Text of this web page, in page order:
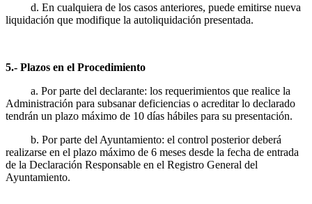
d. En cualquiera de los casos anteriores, puede emitirse nueva
liquidación que modifique la autoliquidación presentada.
5.- Plazos en el Procedimiento
a. Por parte del declarante: los requerimientos que realice la
Administración para subsanar deficiencias o acreditar lo declarado
tendrán un plazo máximo de 10 días hábiles para su presentación.
b. Por parte del Ayuntamiento: el control posterior deberá
realizarse en el plazo máximo de 6 meses desde la fecha de entrada
de la Declaración Responsable en el Registro General del
Ayuntamiento.